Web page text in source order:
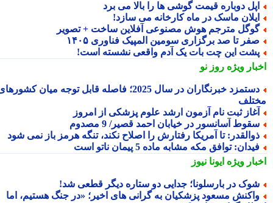
دوباره قیمت گوشی ها را بالا می برد
ماسک در ماه کارخانه می سازد!
مترجم هوش مصنوعی آفلاین ساخت + تصویر
تا صد برگزاری سومین المپیک فناوری ۱۴۰۵
این چت بات یک آدم واقعی نشسته است!
ویژهروز نو
دستمزد خبرنگاران در سال 2025؛ فاصله قابل توجه میان کشورهای
ثبت نام آزمون ارشد علوم پزشکی از امروز
آسانسور در خیابان احمد قصیر/ 9 مصدوم
تا آمریکا رفتارش را اصلاح نکند، تنگه هرمز باز نمی شود
توافق مکه مشابه ماده 5 پیمان ناتو است
ویژهایونا نیوز
در بارسلونا؛ جدایی دو ستاره دیگر قطعی شد!
مسعود پزشکیان به گرانی های اخیر؛ «در جنگ هستیم، اما